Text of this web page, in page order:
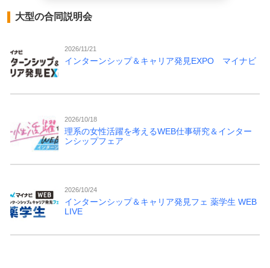
大型の合同説明会
2026/11/21
インターンシップ＆キャリア発見EXPO マイナビ
2026/10/18
理系の女性活躍を考えるWEB仕事研究＆インター
ンシップフェア
2026/10/24
インターンシップ＆キャリア発見フェ 薬学生 WEB
LIVE